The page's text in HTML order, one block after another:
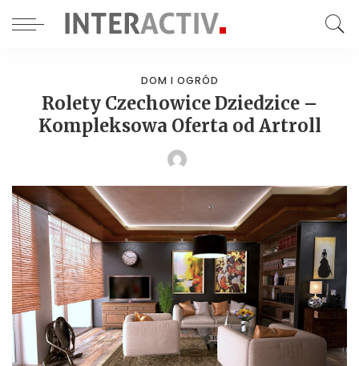
DOM I OGRÓD
Rolety Czechowice Dziedzice –
Kompleksowa Oferta od Artroll